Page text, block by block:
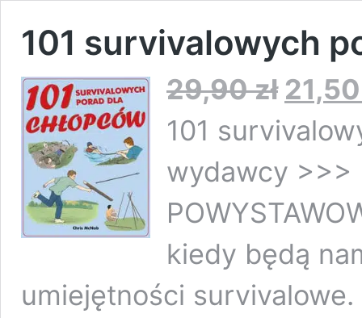
101 survivalowych
29,90zł
Pierwotna
cena
29,90 zł.
101
wydawcy >>>
kiedy będą
umiejętności